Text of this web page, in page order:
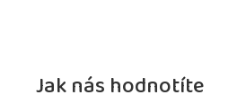
Jak nás hodnotíte